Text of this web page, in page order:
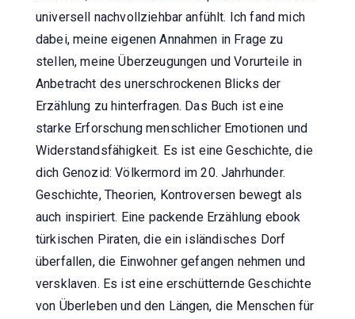
universell nachvollziehbar anfühlt. Ich fand mich
dabei, meine eigenen Annahmen in Frage zu
stellen, meine Überzeugungen und Vorurteile in
Anbetracht des unerschrockenen Blicks der
Erzählung zu hinterfragen. Das Buch ist eine
starke Erforschung menschlicher Emotionen und
Widerstandsfähigkeit. Es ist eine Geschichte, die
dich Genozid: Völkermord im 20. Jahrhunder.
Geschichte, Theorien, Kontroversen bewegt als
auch inspiriert. Eine packende Erzählung ebook
türkischen Piraten, die ein isländisches Dorf
überfallen, die Einwohner gefangen nehmen und
versklaven. Es ist eine erschütternde Geschichte
von Überleben und den Längen, die Menschen für